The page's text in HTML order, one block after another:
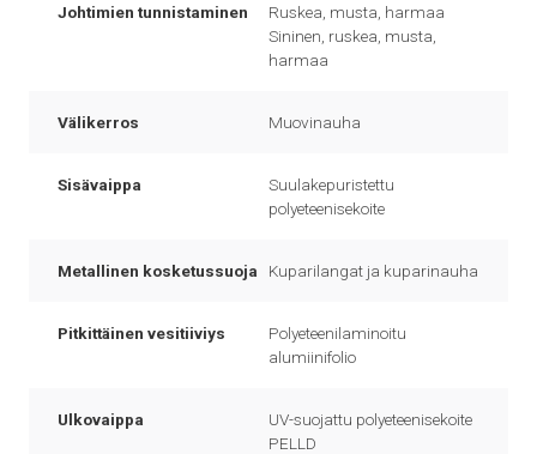
Johtimien tunnistaminen
Ruskea, musta, harmaa
Sininen, ruskea, musta,
harmaa
Välikerros Muovinauha
Sisävaippa
Suulakepuristettu
polyeteenisekoite
Metallinen kosketussuoja Kuparilangat ja kuparinauha
Pitkittäinen vesitiiviys
Polyeteenilaminoitu
alumiinifolio
Ulkovaippa
UV-suojattu polyeteenisekoite
PELLD